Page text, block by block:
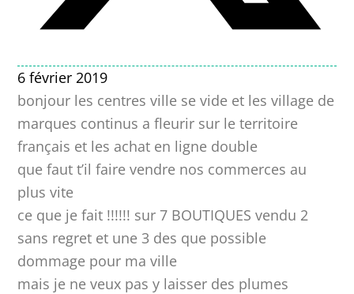
6 février 2019
bonjour les centres ville se vide et les village de
marques continus a fleurir sur le territoire
français et les achat en ligne double
que faut t’il faire vendre nos commerces au
plus vite
ce que je fait !!!!!! sur 7 BOUTIQUES vendu 2
sans regret et une 3 des que possible
dommage pour ma ville
mais je ne veux pas y laisser des plumes